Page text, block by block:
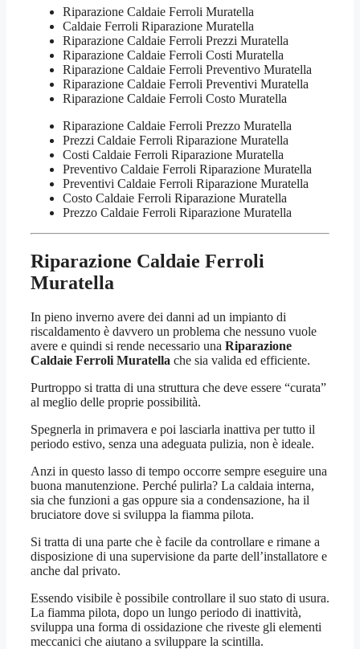
Riparazione Caldaie Ferroli Muratella
Caldaie Ferroli Riparazione Muratella
Riparazione Caldaie Ferroli Prezzi Muratella
Riparazione Caldaie Ferroli Costi Muratella
Riparazione Caldaie Ferroli Preventivo Muratella
Riparazione Caldaie Ferroli Preventivi Muratella
Riparazione Caldaie Ferroli Costo Muratella
Riparazione Caldaie Ferroli Prezzo Muratella
Prezzi Caldaie Ferroli Riparazione Muratella
Costi Caldaie Ferroli Riparazione Muratella
Preventivo Caldaie Ferroli Riparazione Muratella
Preventivi Caldaie Ferroli Riparazione Muratella
Costo Caldaie Ferroli Riparazione Muratella
Prezzo Caldaie Ferroli Riparazione Muratella
Riparazione Caldaie Ferroli
Muratella
In pieno inverno avere dei danni ad un impianto di
riscaldamento è davvero un problema che nessuno vuole
avere e quindi si rende necessario una Riparazione
Caldaie Ferroli Muratella che sia valida ed efficiente.
Purtroppo si tratta di una struttura che deve essere “curata”
al meglio delle proprie possibilità.
Spegnerla in primavera e poi lasciarla inattiva per tutto il
periodo estivo, senza una adeguata pulizia, non è ideale.
Anzi in questo lasso di tempo occorre sempre eseguire una
buona manutenzione. Perché pulirla? La caldaia interna,
sia che funzioni a gas oppure sia a condensazione, ha il
bruciatore dove si sviluppa la fiamma pilota.
Si tratta di una parte che è facile da controllare e rimane a
disposizione di una supervisione da parte dell’installatore e
anche dal privato.
Essendo visibile è possibile controllare il suo stato di usura.
La fiamma pilota, dopo un lungo periodo di inattività,
sviluppa una forma di ossidazione che riveste gli elementi
meccanici che aiutano a sviluppare la scintilla.